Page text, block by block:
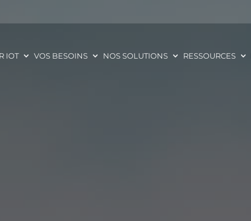
IOT VOS BESOINS NOS SOLUTIONS RESSOURCES